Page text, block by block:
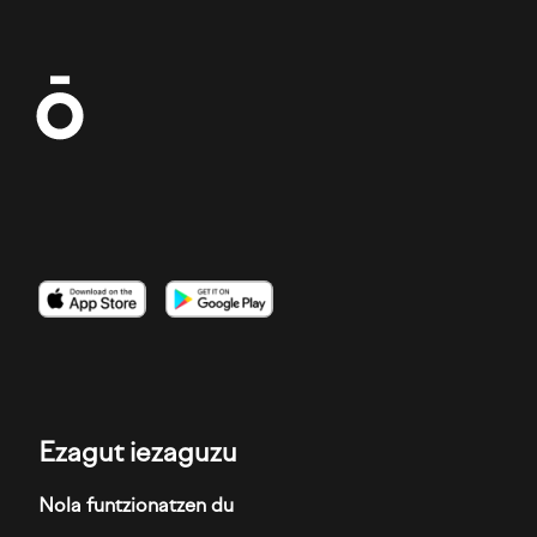
Irudia
Irudia Irudia
Ezagut iezaguzu
Nola funtzionatzen du